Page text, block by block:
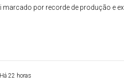
marcado por recorde de produção e
Há 22 horas